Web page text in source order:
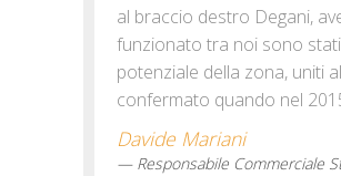
al braccio destro Degani,
funzionato tra noi sono
potenziale della zona, uniti
confermato quando nel
Davide Mariani
Responsabile Commerciale